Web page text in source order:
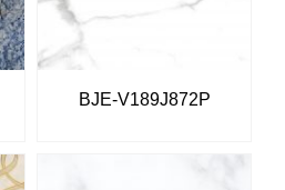
BJE-V189J872P